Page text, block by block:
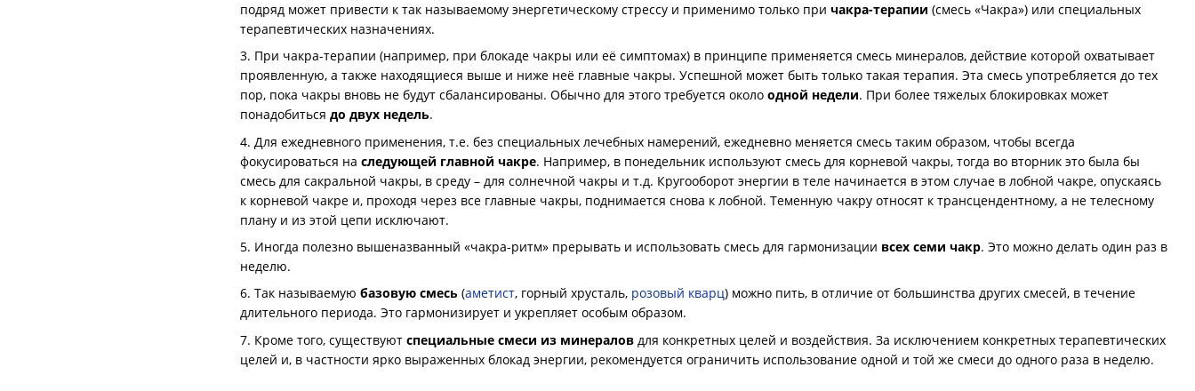
подряд может привести к так называемому энергетическому стрессу и применимо только при чакра-терапии (смесь «Чакра») или специальных
терапевтических назначениях.
3. При чакра-терапии (например, при блокаде чакры или её симптомах) в принципе применяется смесь минералов, действие которой охватывает
проявленную, а также находящиеся выше и ниже неё главные чакры. Успешной может быть только такая терапия. Эта смесь употребляется до тех
пор, пока чакры вновь не будут сбалансированы. Обычно для этого требуется около одной недели. При более тяжелых блокировках может
понадобиться до двух недель.
4. Для ежедневного применения, т.е. без специальных лечебных намерений, ежедневно меняется смесь таким образом, чтобы всегда
фокусироваться на следующей главной чакре. Например, в понедельник используют смесь для корневой чакры, тогда во вторник это была бы
смесь для сакральной чакры, в среду – для солнечной чакры и т.д. Кругооборот энергии в теле начинается в этом случае в лобной чакре, опускаясь
к корневой чакре и, проходя через все главные чакры, поднимается снова к лобной. Теменную чакру относят к трансцендентному, а не телесному
плану и из этой цепи исключают.
5. Иногда полезно вышеназванный «чакра-ритм» прерывать и использовать смесь для гармонизации всех семи чакр. Это можно делать один раз в
неделю.
6. Так называемую базовую смесь (аметист, горный хрусталь, розовый кварц) можно пить, в отличие от большинства других смесей, в течение
длительного периода. Это гармонизирует и укрепляет особым образом.
7. Кроме того, существуют специальные смеси из минералов для конкретных целей и воздействия. За исключением конкретных терапевтических
целей и, в частности ярко выраженных блокад энергии, рекомендуется ограничить использование одной и той же смеси до одного раза в неделю.